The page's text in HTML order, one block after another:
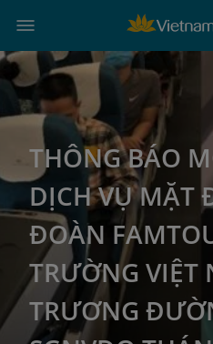
THÔNG BÁO
DỊCH VỤ MẶT
ĐOÀN
TRƯỜNG VIỆT
TRƯƠNG